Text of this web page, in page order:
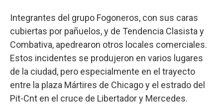
Integrantes del grupo Fogoneros, con sus caras
cubiertas por pañuelos, y de Tendencia Clasista y
Combativa, apedrearon otros locales comerciales.
Estos incidentes se produjeron en varios lugares
de la ciudad, pero especialmente en el trayecto
entre la plaza Mártires de Chicago y el estrado del
Pit-Cnt en el cruce de Libertador y Mercedes.